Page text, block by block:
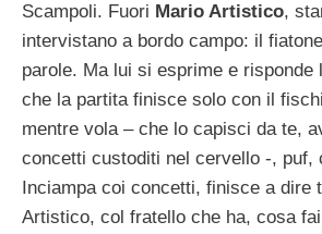
Scampoli. Fuori Mario Artistico,
intervistano a bordo campo: il
parole. Ma lui si esprime e risponde
che la partita finisce solo con il
mentre vola – che lo capisci da te,
concetti custoditi nel cervello -, puf,
Inciampa coi concetti, finisce a dire
Artistico, col fratello che ha, cosa